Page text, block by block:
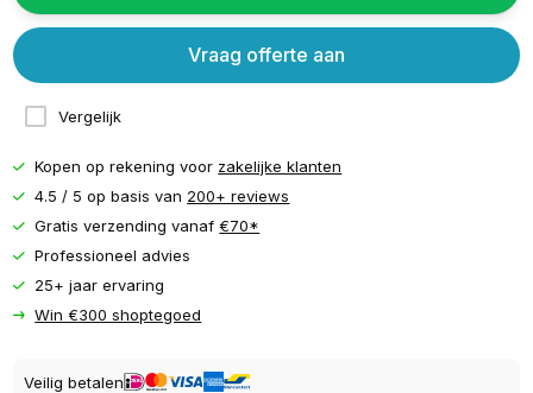
Vergelijk
Vraag offerte aan
Kopen op rekening voor zakelijke klanten
4.5 / 5 op basis van 200+ reviews
Gratis verzending vanaf€70*
Professioneel advies
25+ jaar ervaring
Win €300 shoptegoed
Veilig betalen